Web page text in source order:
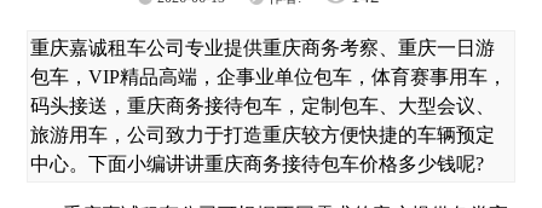
重庆嘉诚租车公司专业提供重庆商务考察、重庆一日游
包车，VIP精品高端，企事业单位包车，体育赛事用车，
码头接送，重庆商务接待包车，定制包车、大型会议、
旅游用车，公司致力于打造重庆较方便快捷的车辆预定
中心。下面小编讲讲重庆商务接待包车价格多少钱呢?